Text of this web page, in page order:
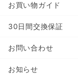
お買い物ガイド
30日間交換保証
お問い合わせ
お知らせ